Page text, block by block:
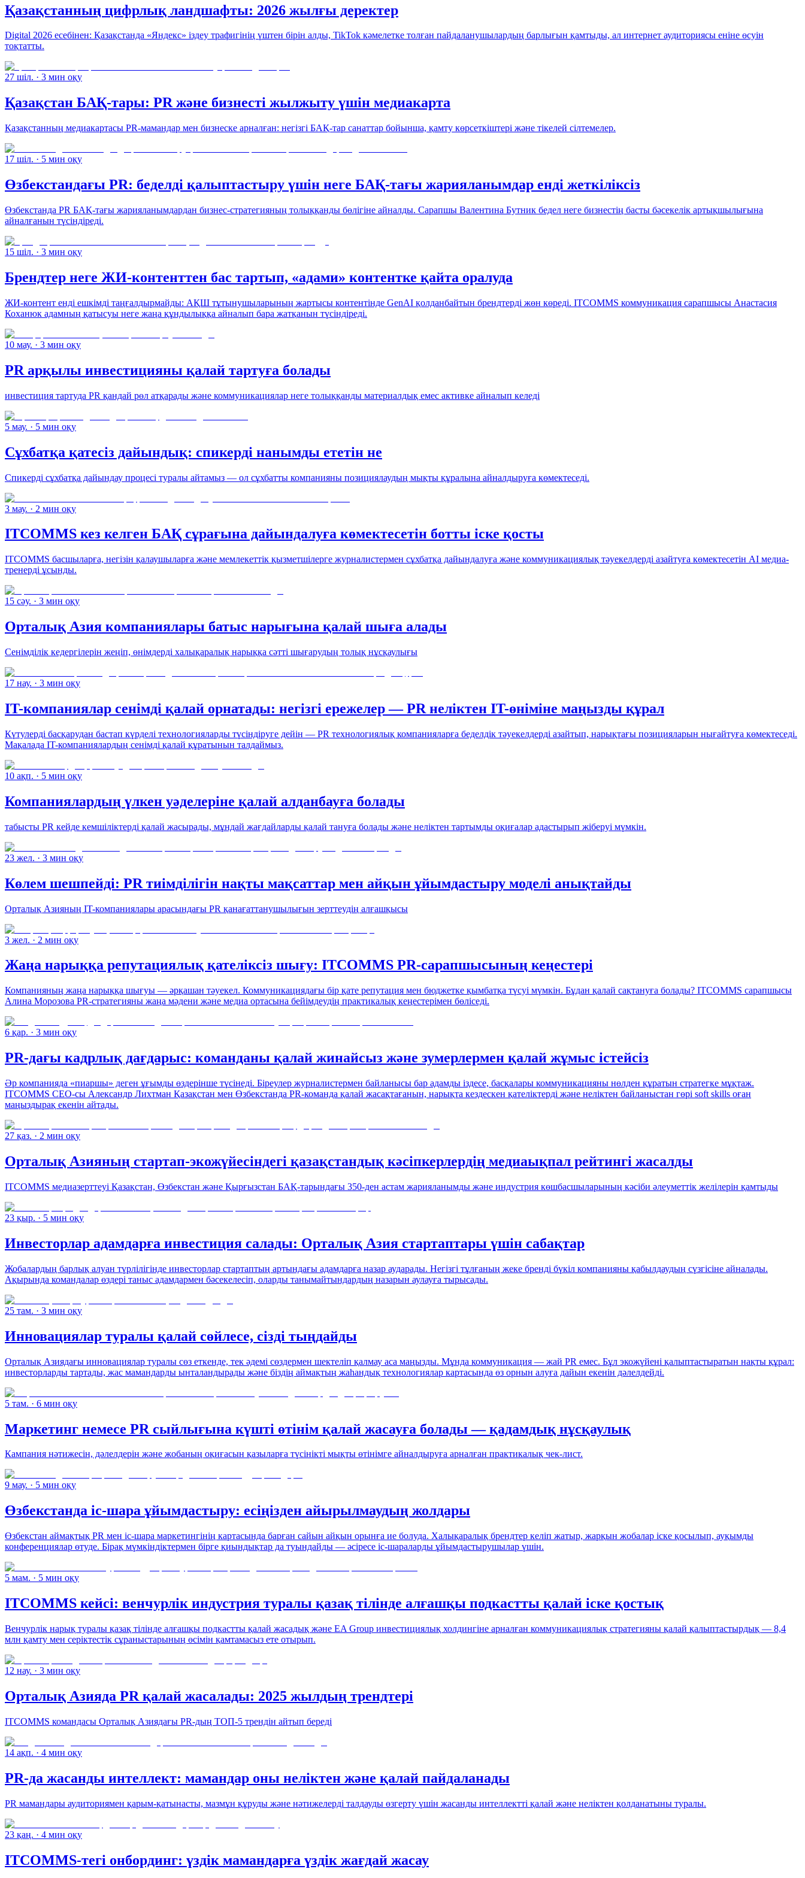
Қазақстанның цифрлық ландшафты: 2026 жылғы деректер
Digital 2026 есебінен: Қазақстанда «Яндекс» іздеу трафигінің үштен бірін алды, TikTok кәмелетке толған пайдаланушылардың барлығын қамтыды, ал интернет аудиториясы еніне өсуін
тоқтатты.
27 шіл. · 3 мин оқу
Қазақстан БАҚ-тары: PR және бизнесті жылжыту үшін медиакарта
Қазақстанның медиакартасы PR-мамандар мен бизнеске арналған: негізгі БАҚ-тар санаттар бойынша, қамту көрсеткіштері және тікелей сілтемелер.
17 шіл. · 5 мин оқу
Өзбекстандағы PR: беделді қалыптастыру үшін неге БАҚ-тағы жарияланымдар енді жеткіліксіз
Өзбекстанда PR БАҚ-тағы жарияланымдардан бизнес-стратегияның толыққанды бөлігіне айналды. Сарапшы Валентина Бутник бедел неге бизнестің басты бәсекелік артықшылығына
айналғанын түсіндіреді.
15 шіл. · 3 мин оқу
Брендтер неге ЖИ-контенттен бас тартып, «адами» контентке қайта оралуда
ЖИ-контент енді ешкімді таңғалдырмайды: АҚШ тұтынушыларының жартысы контентінде GenAI қолданбайтын брендтерді жөн көреді. ITCOMMS коммуникация сарапшысы Анастасия
Коханюк адамның қатысуы неге жаңа құндылыққа айналып бара жатқанын түсіндіреді.
10 мау. · 3 мин оқу
PR арқылы инвестицияны қалай тартуға болады
инвестиция тартуда PR қандай рөл атқарады және коммуникациялар неге толыққанды материалдық емес активке айналып келеді
5 мау. · 5 мин оқу
Сұхбатқа қатесіз дайындық: спикерді нанымды ететін не
Спикерді сұхбатқа дайындау процесі туралы айтамыз — ол сұхбатты компанияны позициялаудың мықты құралына айналдыруға көмектеседі.
3 мау. · 2 мин оқу
ITCOMMS кез келген БАҚ сұрағына дайындалуға көмектесетін ботты іске қосты
ITCOMMS басшыларға, негізін қалаушыларға және мемлекеттік қызметшілерге журналистермен сұхбатқа дайындалуға және коммуникациялық тәуекелдерді азайтуға көмектесетін AI медиа-
тренерді ұсынды.
15 сәу. · 3 мин оқу
Орталық Азия компаниялары батыс нарығына қалай шыға алады
Сенімділік кедергілерін жеңіп, өнімдерді халықаралық нарыққа сәтті шығарудың толық нұсқаулығы
17 нау. · 3 мин оқу
IT-компаниялар сенімді қалай орнатады: негізгі ережелер — PR неліктен IT-өніміне маңызды құрал
Күтулерді басқарудан бастап күрделі технологияларды түсіндіруге дейін — PR технологиялық компанияларға беделдік тәуекелдерді азайтып, нарықтағы позицияларын нығайтуға көмектеседі.
Мақалада IT-компаниялардың сенімді қалай құратынын талдаймыз.
10 ақп. · 5 мин оқу
Компаниялардың үлкен уәделеріне қалай алданбауға болады
табысты PR кейде кемшіліктерді қалай жасырады, мұндай жағдайларды қалай тануға болады және неліктен тартымды оқиғалар адастырып жіберуі мүмкін.
23 жел. · 3 мин оқу
Көлем шешпейді: PR тиімділігін нақты мақсаттар мен айқын ұйымдастыру моделі анықтайды
Орталық Азияның IT-компаниялары арасындағы PR қанағаттанушылығын зерттеудің алғашқысы
3 жел. · 2 мин оқу
Жаңа нарыққа репутациялық қателіксіз шығу: ITCOMMS PR-сарапшысының кеңестері
Компанияның жаңа нарыққа шығуы — әрқашан тәуекел. Коммуникациядағы бір қате репутация мен бюджетке қымбатқа түсуі мүмкін. Бұдан қалай сақтануға болады? ITCOMMS сарапшысы
Алина Морозова PR-стратегияны жаңа мәдени және медиа ортасына бейімдеудің практикалық кеңестерімен бөліседі.
6 қар. · 3 мин оқу
PR-дағы кадрлық дағдарыс: команданы қалай жинайсыз және зумерлермен қалай жұмыс істейсіз
Әр компанияда «пиаршы» деген ұғымды өздерінше түсінеді. Біреулер журналистермен байланысы бар адамды іздесе, басқалары коммуникацияны нөлден құратын стратегке мұқтаж.
ITCOMMS CEO-сы Александр Лихтман Қазақстан мен Өзбекстанда PR-команда қалай жасақтағанын, нарықта кездескен қателіктерді және неліктен байланыстан гөрі soft skills оған
маңыздырақ екенін айтады.
27 қаз. · 2 мин оқу
Орталық Азияның стартап-экожүйесіндегі қазақстандық кәсіпкерлердің медиаықпал рейтингі жасалды
ITCOMMS медиазерттеуі Қазақстан, Өзбекстан және Қырғызстан БАҚ-тарындағы 350-ден астам жарияланымды және индустрия көшбасшыларының кәсіби әлеуметтік желілерін қамтыды
23 қыр. · 5 мин оқу
Инвесторлар адамдарға инвестиция салады: Орталық Азия стартаптары үшін сабақтар
Жобалардың барлық алуан түрлілігінде инвесторлар стартаптың артындағы адамдарға назар аударады. Негізгі тұлғаның жеке бренді бүкіл компанияны қабылдаудың сүзгісіне айналады.
Ақырында командалар өздері таныс адамдармен бәсекелесіп, оларды танымайтындардың назарын аулауға тырысады.
25 там. · 3 мин оқу
Инновациялар туралы қалай сөйлесе, сізді тыңдайды
Орталық Азиядағы инновациялар туралы сөз еткенде, тек әдемі сөздермен шектеліп қалмау аса маңызды. Мұнда коммуникация — жай PR емес. Бұл экожүйені қалыптастыратын нақты құрал:
инвесторларды тартады, жас мамандарды ынталандырады және біздің аймақтың жаһандық технологиялар картасында өз орнын алуға дайын екенін дәлелдейді.
5 там. · 6 мин оқу
Маркетинг немесе PR сыйлығына күшті өтінім қалай жасауға болады — қадамдық нұсқаулық
Кампания нәтижесін, дәлелдерін және жобаның оқиғасын қазыларға түсінікті мықты өтінімге айналдыруға арналған практикалық чек-лист.
9 мау. · 5 мин оқу
Өзбекстанда іс-шара ұйымдастыру: есіңізден айырылмаудың жолдары
Өзбекстан аймақтық PR мен іс-шара маркетингінің картасында барған сайын айқын орынға ие болуда. Халықаралық брендтер келіп жатыр, жарқын жобалар іске қосылып, ауқымды
конференциялар өтуде. Бірақ мүмкіндіктермен бірге қиындықтар да туындайды — әсіресе іс-шараларды ұйымдастырушылар үшін.
5 мам. · 5 мин оқу
ITCOMMS кейсі: венчурлік индустрия туралы қазақ тілінде алғашқы подкастты қалай іске қостық
Венчурлік нарық туралы қазақ тілінде алғашқы подкастты қалай жасадық және EA Group инвестициялық холдингіне арналған коммуникациялық стратегияны қалай қалыптастырдық — 8,4
млн қамту мен серіктестік сұраныстарының өсімін қамтамасыз ете отырып.
12 нау. · 3 мин оқу
Орталық Азияда PR қалай жасалады: 2025 жылдың трендтері
ITCOMMS командасы Орталық Азиядағы PR-дың ТОП-5 трендін айтып береді
14 ақп. · 4 мин оқу
PR-да жасанды интеллект: мамандар оны неліктен және қалай пайдаланады
PR мамандары аудиториямен қарым-қатынасты, мазмұн құруды және нәтижелерді талдауды өзгерту үшін жасанды интеллектті қалай және неліктен қолданатыны туралы.
23 қаң. · 4 мин оқу
ITCOMMS-тегі онбординг: үздік мамандарға үздік жағдай жасау